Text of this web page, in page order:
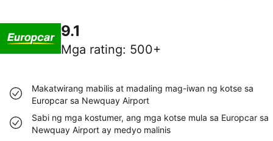
9.1
Mga rating: 500+
Makatwirang mabilis at madaling mag-iwan ng kotse sa
Europcar sa Newquay Airport
Sabi ng mga kostumer, ang mga kotse mula sa Europcar sa
Newquay Airport ay medyo malinis